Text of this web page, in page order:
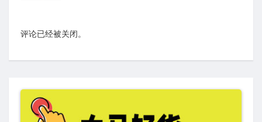
评论已经被关闭。